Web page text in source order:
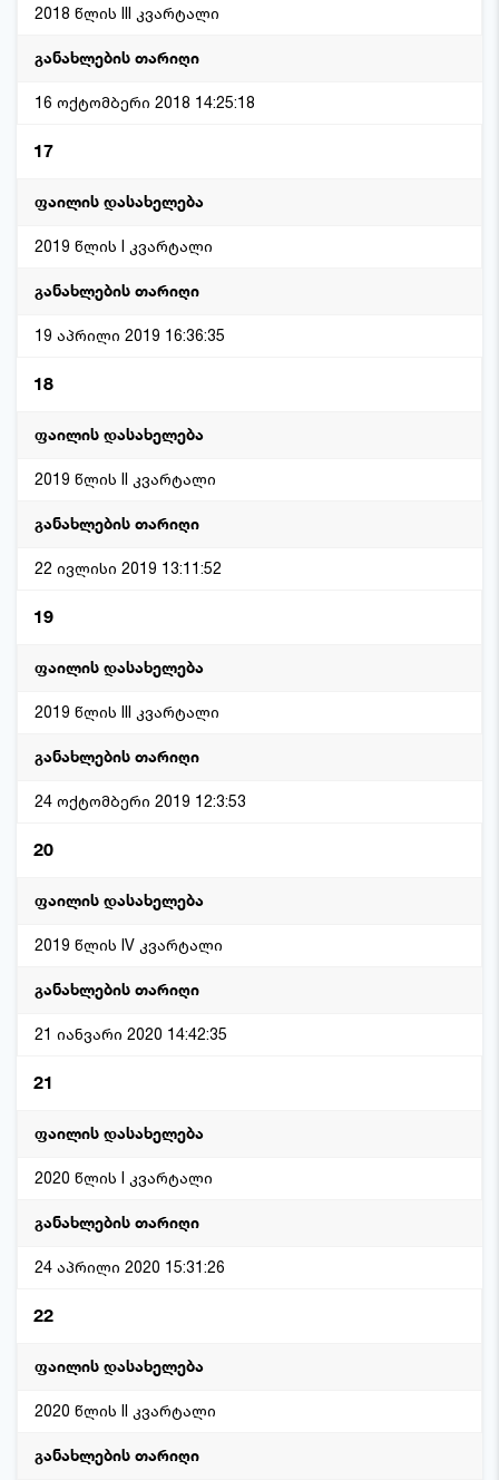
2018 წლის III კვარტალი
16 ოქტომბერი 2018 14:25:18
17
2019 წლის I კვარტალი
19 აპრილი 2019 16:36:35
18
2019 წლის II კვარტალი
22 ივლისი 2019 13:11:52
19
2019 წლის III კვარტალი
24 ოქტომბერი 2019 12:3:53
20
2019 წლის IV კვარტალი
21 იანვარი 2020 14:42:35
21
2020 წლის I კვარტალი
24 აპრილი 2020 15:31:26
22
2020 წლის II კვარტალი